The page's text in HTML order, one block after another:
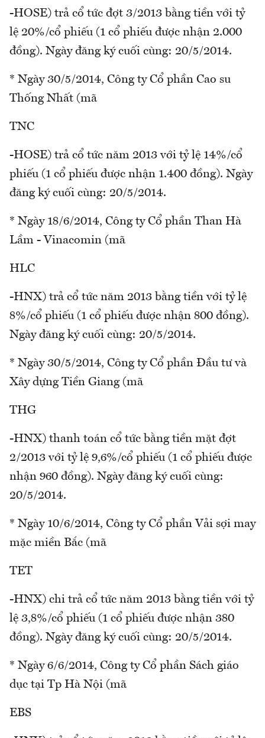
-HOSE) trả cổ tức đợt 3/2013 bằng tiền với tỷ
lệ 20%/cổ phiếu (1 cổ phiếu được nhận 2.000
đồng). Ngày đăng ký cuối cùng: 20/5/2014.
* Ngày 30/5/2014, Công ty Cổ phần Cao su
Thống Nhất (mã
TNC
-HOSE) trả cổ tức năm 2013 với tỷ lệ 14%/cổ
phiếu (1 cổ phiếu được nhận 1.400 đồng). Ngày
đăng ký cuối cùng: 20/5/2014.
* Ngày 18/6/2014, Công ty Cổ phần Than Hà
Lầm - Vinacomin (mã
HLC
-HNX) trả cổ tức năm 2013 bằng tiền với tỷ lệ
8%/cổ phiếu (1 cổ phiếu được nhận 800 đồng).
Ngày đăng ký cuối cùng: 20/5/2014.
* Ngày 30/5/2014, Công ty Cổ phần Đầu tư và
Xây dựng Tiền Giang (mã
THG
-HNX) thanh toán cổ tức bằng tiền mặt đợt
2/2013 với tỷ lệ 9,6%/cổ phiếu (1 cổ phiếu được
nhận 960 đồng). Ngày đăng ký cuối cùng:
20/5/2014.
* Ngày 10/6/2014, Công ty Cổ phần Vải sợi may
mặc miền Bắc (mã
TET
-HNX) chi trả cổ tức năm 2013 bằng tiền với tỷ
lệ 3,8%/cổ phiếu (1 cổ phiếu được nhận 380
đồng). Ngày đăng ký cuối cùng: 20/5/2014.
* Ngày 6/6/2014, Công ty Cổ phần Sách giáo
dục tại Tp Hà Nội (mã
EBS